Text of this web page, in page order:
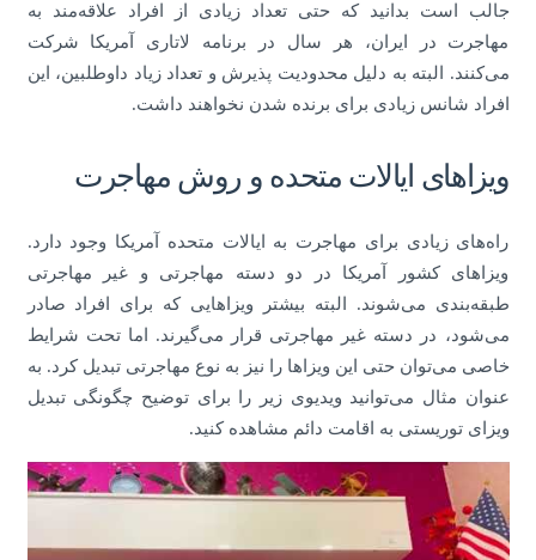
جالب است بدانید که حتی تعداد زیادی از افراد علاقه‌مند به
مهاجرت در ایران، هر سال در برنامه لاتاری آمریکا شرکت
می‌کنند. البته به دلیل محدودیت پذیرش و تعداد زیاد داوطلبین، این
افراد شانس زیادی برای برنده شدن نخواهند داشت.
ویزاهای ایالات متحده و روش مهاجرت
راه‌های زیادی برای مهاجرت به ایالات متحده آمریکا وجود دارد.
ویزاهای کشور آمریکا در دو دسته مهاجرتی و غیر مهاجرتی
طبقه‌بندی می‌شوند. البته بیشتر ویزاهایی که برای افراد صادر
می‌شود، در دسته غیر مهاجرتی قرار می‌گیرند. اما تحت شرایط
خاصی می‌توان حتی این ویزاها را نیز به نوع مهاجرتی تبدیل کرد. به
عنوان مثال می‌توانید ویدیوی زیر را برای توضیح چگونگی تبدیل
ویزای توریستی به اقامت دائم مشاهده کنید.